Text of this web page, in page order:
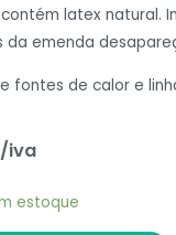
latex natural.
da emenda
fontes de calor e
iva
estoque